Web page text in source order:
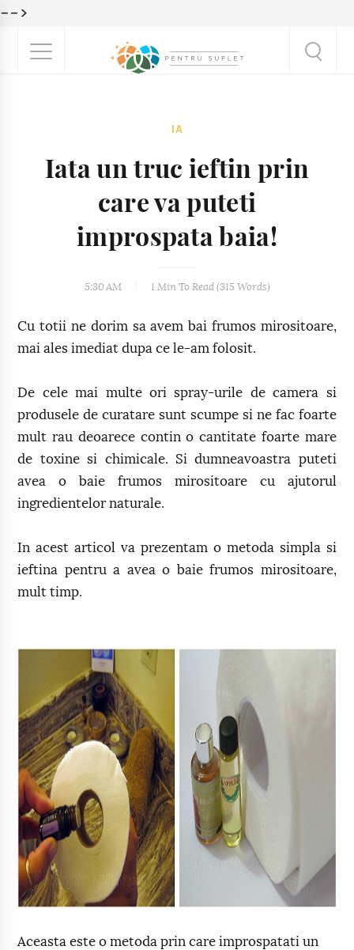
-->
IA
Iata un truc ieftin prin
care va puteti
improspata baia!
5:30 AM 1 MinTo Read (315 Words)
Cu totii ne dorim sa avem bai frumos mirositoare,
mai ales imediat dupa ce le-am folosit.
De cele mai multe ori spray-urile de camera si
produsele de curatare sunt scumpe si ne fac foarte
mult rau deoarece contin o cantitate foarte mare
de toxine si chimicale. Si dumneavoastra puteti
avea o baie frumos mirositoare cu ajutorul
ingredientelor naturale.
In acest articol va prezentam o metoda simpla si
ieftina pentru a avea o baie frumos mirositoare,
mult timp.
Aceasta este o metoda prin care improspatati un